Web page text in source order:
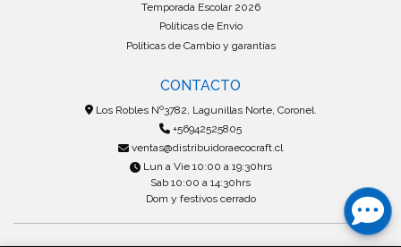
Temporada Escolar 2026
Políticas de Envío
Políticas de Cambio y garantías
CONTACTO
Los Robles Nº3782, Lagunillas Norte, Coronel.
+56942525805
ventas@distribuidoraecocraft.cl
Lun a Vie 10:00 a 19:30hrs
Sab 10:00 a 14:30hrs
Dom y festivos cerrado